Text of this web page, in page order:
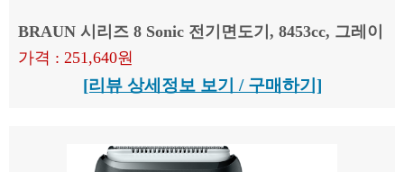
BRAUN 시리즈 8 Sonic 전기면도기, 8453cc, 그레이
가격 : 251,640원
[리뷰 상세정보 보기 / 구매하기]